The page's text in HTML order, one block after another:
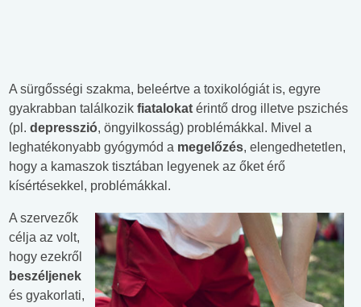
A sürgősségi szakma, beleértve a toxikológiát is, egyre
gyakrabban találkozik fiatalokat érintő drog illetve pszichés
(pl. depresszió, öngyilkosság) problémákkal. Mivel a
leghatékonyabb gyógymód a megelőzés, elengedhetetlen,
hogy a kamaszok tisztában legyenek az őket érő
kísértésekkel, problémákkal.
A szervezők
célja az volt,
hogy ezekről
beszéljenek
és gyakorlati,